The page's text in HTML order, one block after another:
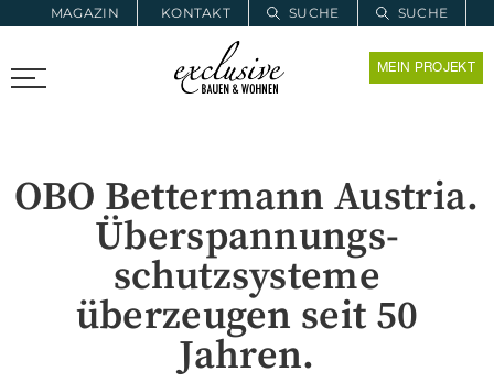
MAGAZIN KONTAKT SUCHE
SUCHE
PROARCHITEC PROINSTALL MEIN PROJEKT
OBO Bettermann Austria.
Überspannungs­
schutzsysteme
überzeugen seit 50
Jahren.